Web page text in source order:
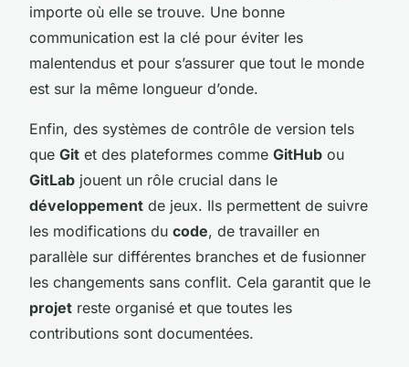
importe où elle se trouve. Une bonne
communication est la clé pour éviter les
malentendus et pour s’assurer que tout le monde
est sur la même longueur d’onde.
Enfin, des systèmes de contrôle de version tels
que Git et des plateformes comme GitHub ou
GitLab jouent un rôle crucial dans le
développement de jeux. Ils permettent de suivre
les modifications du code, de travailler en
parallèle sur différentes branches et de fusionner
les changements sans conflit. Cela garantit que le
projet reste organisé et que toutes les
contributions sont documentées.